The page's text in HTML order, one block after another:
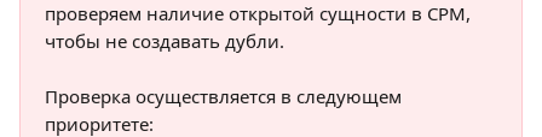
проверяем наличие открытой сущности в СРМ,
чтобы не создавать дубли.
Проверка осуществляется в следующем
приоритете: